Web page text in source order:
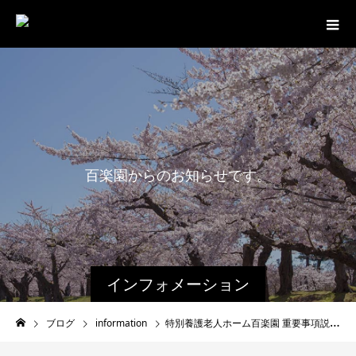
インフォメーション
百楽園からのお知らせです。
最
ブログ information 特別養護老人ホーム百楽園 重要事項説明書